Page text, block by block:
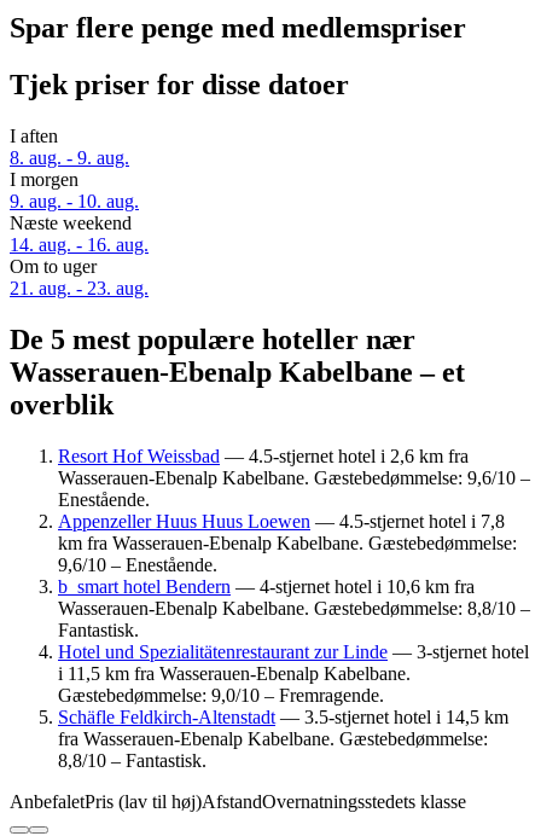
Spar flere penge med medlemspriser
Tjek priser for disse datoer
I aften
8. aug. - 9. aug.
I morgen
9. aug. - 10. aug.
Næste weekend
14. aug. - 16. aug.
Om to uger
21. aug. - 23. aug.
De 5 mest populære hoteller nær
Wasserauen-Ebenalp Kabelbane – et
overblik
Resort Hof Weissbad — 4.5-stjernet hotel i 2,6 km fra
Wasserauen-Ebenalp Kabelbane. Gæstebedømmelse: 9,6/10 –
Enestående.
Appenzeller Huus Huus Loewen — 4.5-stjernet hotel i 7,8
km fra Wasserauen-Ebenalp Kabelbane. Gæstebedømmelse:
9,6/10 – Enestående.
b_smart hotel Bendern — 4-stjernet hotel i 10,6 km fra
Wasserauen-Ebenalp Kabelbane. Gæstebedømmelse: 8,8/10 –
Fantastisk.
Hotel und Spezialitätenrestaurant zur Linde — 3-stjernet hotel
i 11,5 km fra Wasserauen-Ebenalp Kabelbane.
Gæstebedømmelse: 9,0/10 – Fremragende.
Schäfle Feldkirch-Altenstadt — 3.5-stjernet hotel i 14,5 km
fra Wasserauen-Ebenalp Kabelbane. Gæstebedømmelse:
8,8/10 – Fantastisk.
AnbefaletPris (lav til høj)AfstandOvernatningsstedets klasse